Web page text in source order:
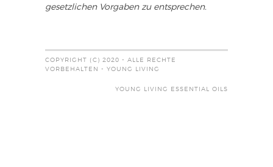
gesetzlichen Vorgaben zu entsprechen.
COPYRIGHT (C) 2020 - ALLE RECHTE
VORBEHALTEN - YOUNG LIVING
YOUNG LIVING ESSENTIAL OILS